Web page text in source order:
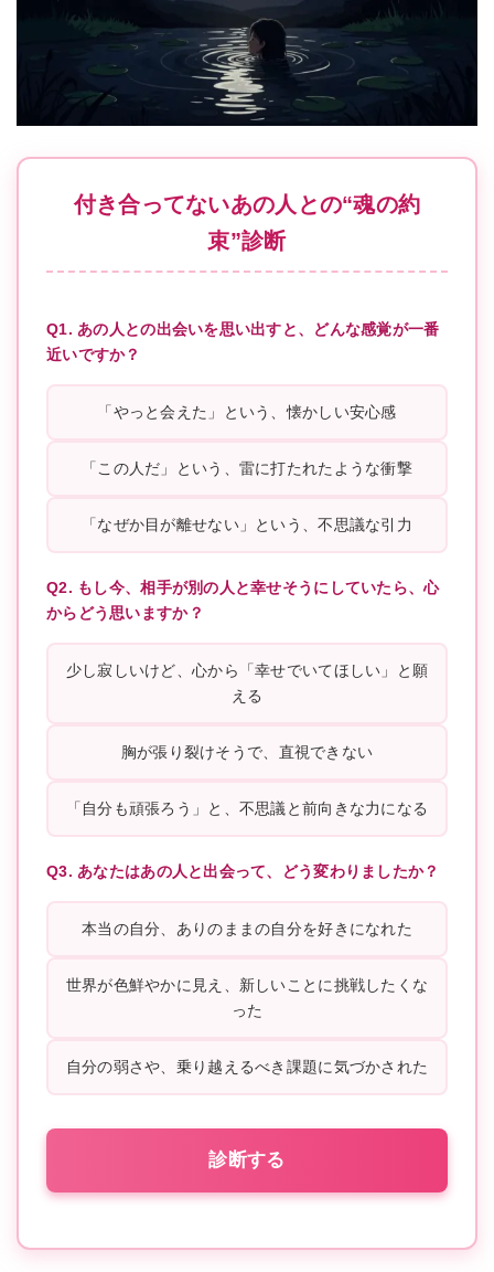
付き合ってないあの人との“魂の約
束”診断
Q1. あの人との出会いを思い出すと、どんな感覚が一番
近いですか？
「やっと会えた」という、懐かしい安心感
「この人だ」という、雷に打たれたような衝撃
「なぜか目が離せない」という、不思議な引力
Q2. もし今、相手が別の人と幸せそうにしていたら、心
からどう思いますか？
少し寂しいけど、心から「幸せでいてほしい」と願
える
胸が張り裂けそうで、直視できない
「自分も頑張ろう」と、不思議と前向きな力になる
Q3. あなたはあの人と出会って、どう変わりましたか？
本当の自分、ありのままの自分を好きになれた
世界が色鮮やかに見え、新しいことに挑戦したくな
った
自分の弱さや、乗り越えるべき課題に気づかされた
診断する